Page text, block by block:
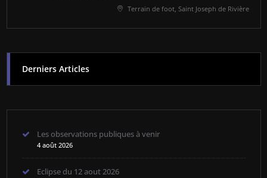
Terrain de foot, Saint Joseph de Rivière
Derniers Articles
Les observations publiques à venir
4 août 2026
Eclipse du 12 aout 2026